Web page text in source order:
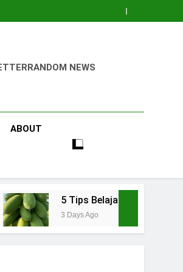
RANDOM NEWS
ABOUT
5 Tips Belajar Pengetahuan Baru
3 Days Ago